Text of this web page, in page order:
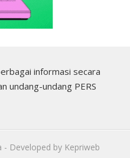
informasi secara
undang-undang PERS
- Developed by Kepriweb